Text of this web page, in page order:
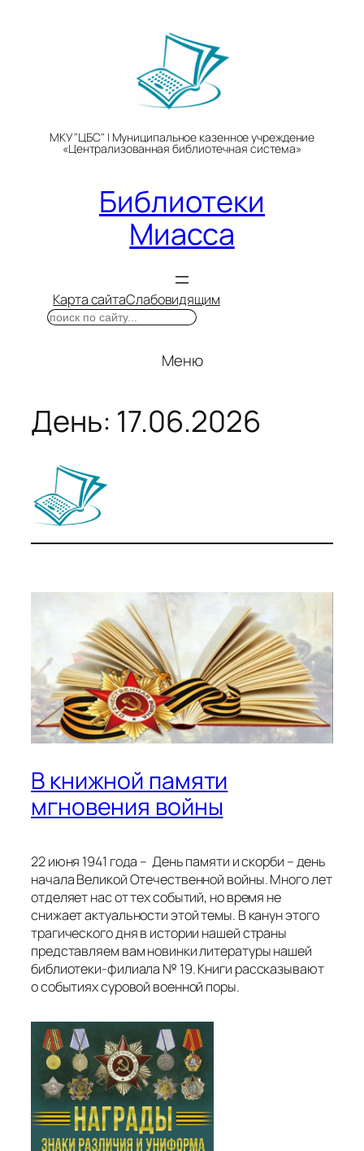
МКУ "ЦБС" | Муниципальное казенное учреждение
«Централизованная библиотечная система»
Библиотеки
Миасса
Карта сайтаСлабовидящим
Поиск
Меню
День: 17.06.2026
В книжной памяти
мгновения войны
22 июня 1941 года – День памяти и скорби – день
начала Великой Отечественной войны. Много лет
отделяет нас от тех событий, но время не
снижает актуальности этой темы. В канун этого
трагического дня в истории нашей страны
представляем вам новинки литературы нашей
библиотеки-филиала № 19. Книги рассказывают
о событиях суровой военной поры.